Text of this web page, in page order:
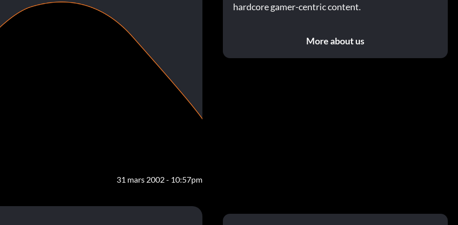
31 mars 2002 - 10:57pm
hardcore gamer-centric content.
More about us